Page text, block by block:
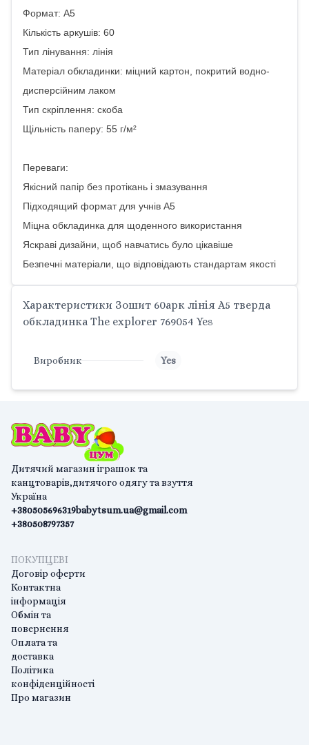
Формат: А5
Кількість аркушів: 60
Тип лінування: лінія
Матеріал обкладинки: міцний картон, покритий водно-
дисперсійним лаком
Тип скріплення: скоба
Щільність паперу: 55 г/м²
Переваги:
Якісний папір без протікань і змазування
Підходящий формат для учнів А5
Міцна обкладинка для щоденного використання
Яскраві дизайни, щоб навчатись було цікавіше
Безпечні матеріали, що відповідають стандартам якості
Характеристики Зошит 60арк лінія A5 тверда
обкладинка The explorer 769054 Yes
Виробник Yes
Дитячий магазин іграшок та
канцтоварів,дитячого одягу та взуття
Україна
+380505696319
+380508797357
babytsum.ua@gmail.com
ПОКУПЦЕВІ
Договір оферти
Контактна
інформація
Обмін та
повернення
Оплата та
доставка
Політика
конфіденційності
Про магазин